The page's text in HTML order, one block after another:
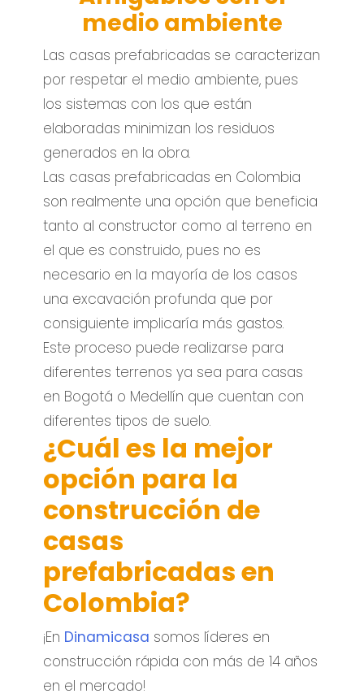
medio ambiente
Las casas prefabricadas se caracterizan
por respetar el medio ambiente, pues
los sistemas con los que están
elaboradas minimizan los residuos
generados en la obra.
Las casas prefabricadas en Colombia
son realmente una opción que beneficia
tanto al constructor como al terreno en
el que es construido, pues no es
necesario en la mayoría de los casos
una excavación profunda que por
consiguiente implicaría más gastos.
Este proceso puede realizarse para
diferentes terrenos ya sea para casas
en Bogotá o Medellín que cuentan con
diferentes tipos de suelo.
¿Cuál es la mejor
opción para la
construcción de
casas
prefabricadas en
Colombia?
¡En Dinamicasa somos líderes en
construcción rápida con más de 14 años
en el mercado!